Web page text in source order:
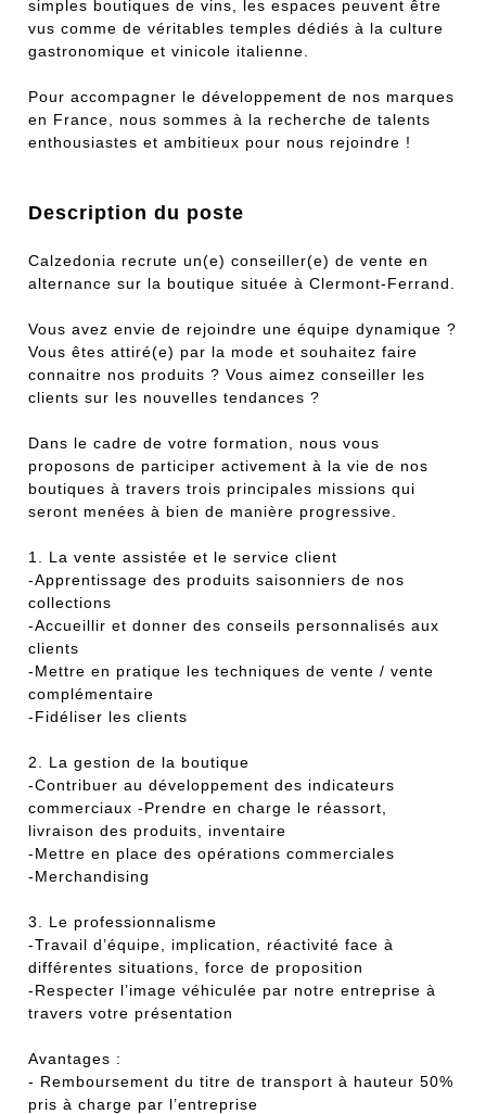
simples boutiques de vins, les espaces peuvent être
vus comme de véritables temples dédiés à la culture
gastronomique et vinicole italienne.
Pour accompagner le développement de nos marques
en France, nous sommes à la recherche de talents
enthousiastes et ambitieux pour nous rejoindre !
Description du poste
Calzedonia recrute un(e) conseiller(e) de vente en
alternance sur la boutique située à Clermont-Ferrand.
Vous avez envie de rejoindre une équipe dynamique ?
Vous êtes attiré(e) par la mode et souhaitez faire
connaitre nos produits ? Vous aimez conseiller les
clients sur les nouvelles tendances ?
Dans le cadre de votre formation, nous vous
proposons de participer activement à la vie de nos
boutiques à travers trois principales missions qui
seront menées à bien de manière progressive.
1. La vente assistée et le service client
-Apprentissage des produits saisonniers de nos
collections
-Accueillir et donner des conseils personnalisés aux
clients
-Mettre en pratique les techniques de vente / vente
complémentaire
-Fidéliser les clients
2. La gestion de la boutique
-Contribuer au développement des indicateurs
commerciaux -Prendre en charge le réassort,
livraison des produits, inventaire
-Mettre en place des opérations commerciales
-Merchandising
3. Le professionnalisme
-Travail d’équipe, implication, réactivité face à
différentes situations, force de proposition
-Respecter l’image véhiculée par notre entreprise à
travers votre présentation
Avantages :
- Remboursement du titre de transport à hauteur 50%
pris à charge par l’entreprise